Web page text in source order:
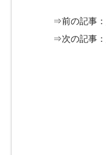
⇒前の記事：
⇒次の記事：